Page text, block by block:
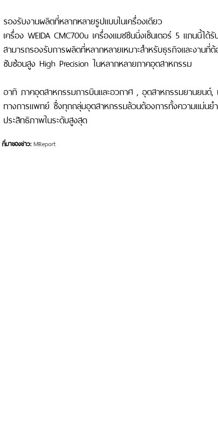
รองรับงานผลิตที่หลากหลายรูปแบบในเครื่องเดียว
เครื่อง WEIDA CMC700u เครื่องแมชชีนนิ่งเซ็นเตอร์ 5 แกนนี้ได้
สามารถรองรับการผลิตที่หลากหลายเหมาะสำหรับธุรกิจและงานที่ต้
ซับซ้อนสูง High Precision ในหลากหลายภาคอุตสาหกรรม
อาทิ ภาคอุตสาหกรรมการบินและอวกาศ , อุตสาหกรรมยานยนต์
ทางการแพทย์ ซึ่งทุกกลุ่มอุตสาหกรรมล้วนต้องการทั้งความแม่นย
ประสิทธิภาพในระดับสูงสุด
ที่มาของข่าว: MReport